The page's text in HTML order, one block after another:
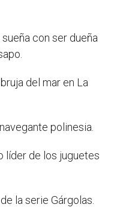
con ser dueña
del mar en La
polinesia.
líder de los juguetes
la serie Gárgolas.